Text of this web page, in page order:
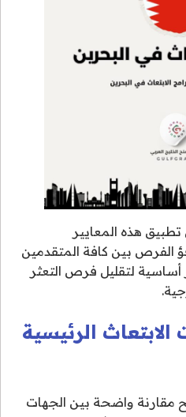
هذه المعايير
الفرص بين كافة المتقدمين
أساسية لتقليل فرص التعثر
الرئيسية
مقارنة واضحة بين الجهات